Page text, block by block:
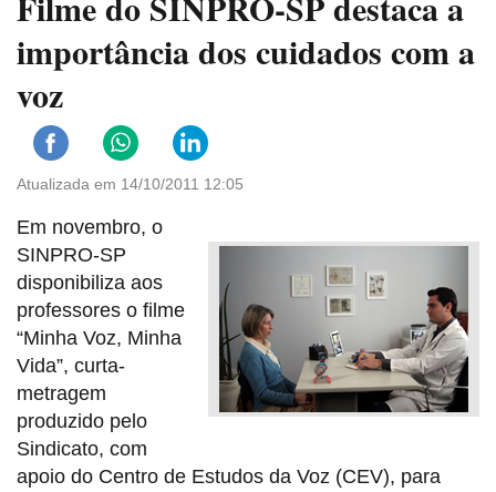
importância dos cuidados com a
voz
Atualizada em 14/10/2011 12:05
Em novembro, o
SINPRO-SP
disponibiliza aos
professores o filme
“Minha Voz, Minha
Vida”, curta-
metragem
produzido pelo
Sindicato, com
apoio do Centro de Estudos da Voz (CEV), para